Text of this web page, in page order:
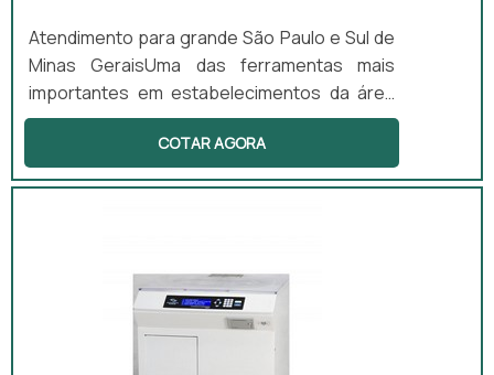
Atendimento para grande São Paulo e Sul de
Minas GeraisUma das ferramentas mais
importantes em estabelecimentos da área
da saúde é o foco clínico com lâmpada
halógena. Esse tipo de equipamento é
utilizado principalmente em cirurgias.
processo.Funcionalidade correta do
materialO foco clínico de lâmpada halógena é
um equipamento com a...
COTAR AGORA